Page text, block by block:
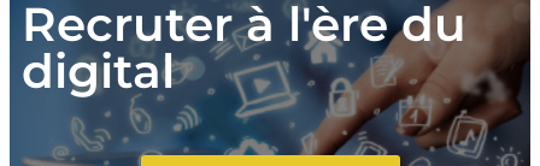
Recruter à l'ère du
digital